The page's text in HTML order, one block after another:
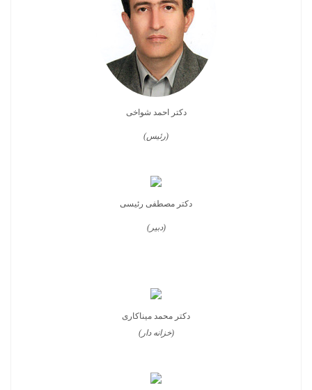
دکتر احمد شواخی
(رئیس)
دکتر مصطفی رئیسی
(دبیر)
دکتر محمد میناکاری
(خزانه دار)